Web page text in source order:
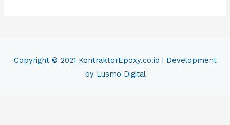
Copyright © 2021 KontraktorEpoxy.co.id | Development
by Lusmo Digital